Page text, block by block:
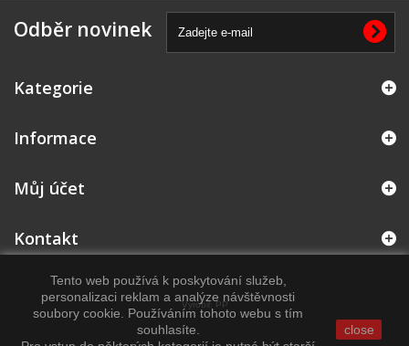
Odběr novinek
Kategorie
Informace
Můj účet
Kontakt
Tento web používá k poskytování služeb,
personalizaci reklam a analýze návštěvnosti
soubory cookie. Používáním tohoto webu s tím
souhlasíte.
close
Vyrobil:PP